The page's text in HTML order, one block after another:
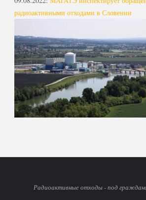
радиоактивными отходами в Словении
Радиоактивные отходы - под